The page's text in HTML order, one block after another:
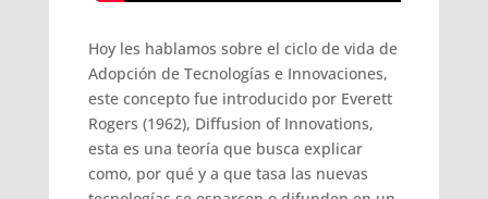
Hoy les hablamos sobre el ciclo de vida de
Adopción de Tecnologías e Innovaciones,
este concepto fue introducido por Everett
Rogers (1962), Diffusion of Innovations,
esta es una teoría que busca explicar
como, por qué y a que tasa las nuevas